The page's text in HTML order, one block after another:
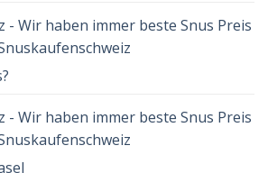
- Wir haben immer beste Snus Preis
- Wir haben immer beste Snus Preis